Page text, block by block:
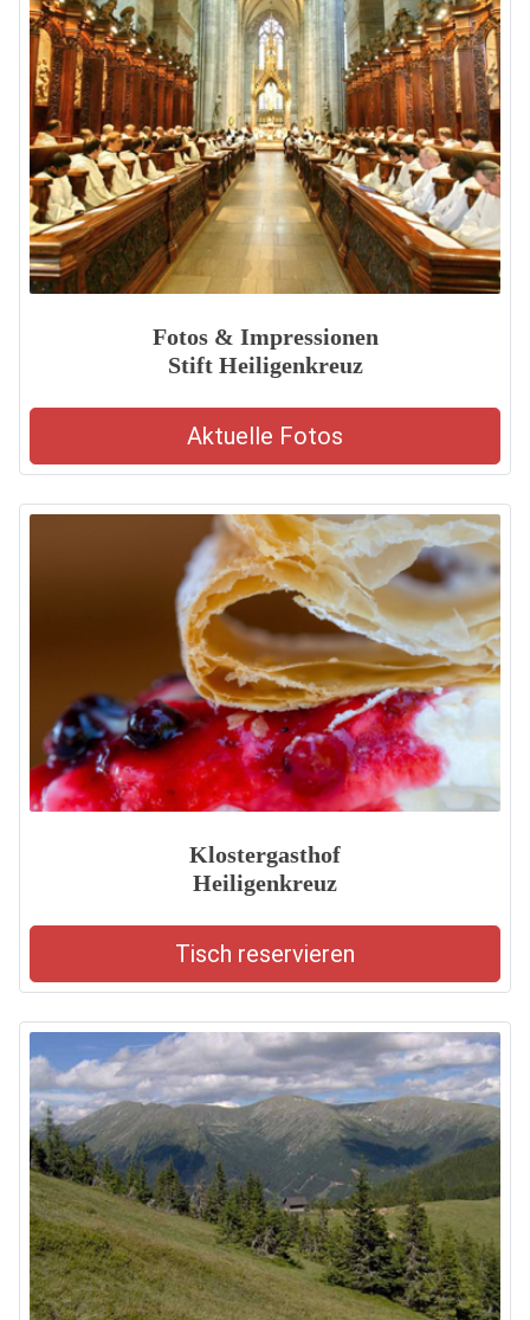
Fotos & Impressionen
Stift Heiligenkreuz
Aktuelle Fotos
Klostergasthof
Heiligenkreuz
Tisch reservieren